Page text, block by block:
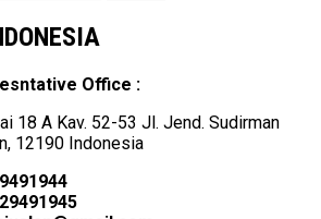
Office :
18 A Kav. 52-53 Jl. Jend. Sudirman
12190 Indonesia